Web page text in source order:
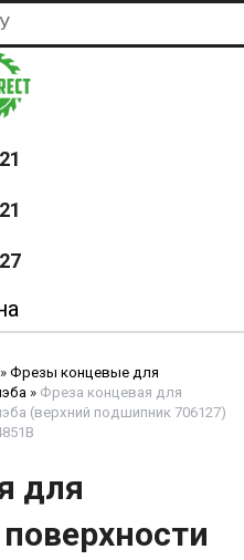
» Фрезы концевые для
» Фреза концевая для
(верхний подшипник 706127)
для